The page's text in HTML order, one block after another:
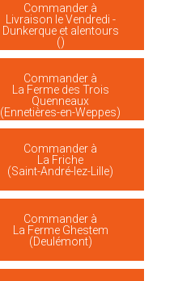
Commander à
Livraison le Vendredi -
Dunkerque et alentours
()
Commander à
La Ferme des Trois
Quenneaux
(Ennetières-en-Weppes)
Commander à
La Friche
(Saint-André-lez-Lille)
Commander à
La Ferme Ghestem
(Deulémont)